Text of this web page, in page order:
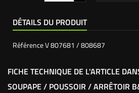
DÉTAILS DU PRODUIT
RéférenceV 807681 / 808687
FICHE TECHNIQUE DE L'ARTICLE
SOUPAPE / POUSSOIR / ARRÊTOIR